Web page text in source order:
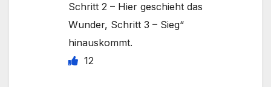
Schritt 2 – Hier geschieht das
Wunder, Schritt 3 – Sieg“
hinauskommt.
12